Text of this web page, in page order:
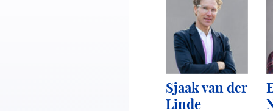
Sjaak van der
Linde